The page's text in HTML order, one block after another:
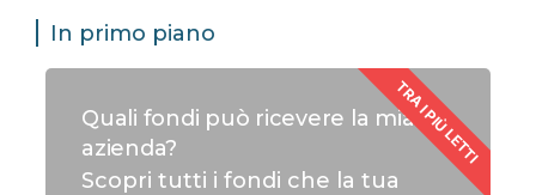
In primo piano
Quali fondi può ricevere la mia
azienda?
Scopri tutti i fondi che la tua
TRA I PIÙ LETTI